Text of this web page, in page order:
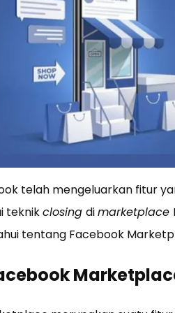
telah mengeluarkan fitur
teknikclosing dimarketplace
tentang Facebook